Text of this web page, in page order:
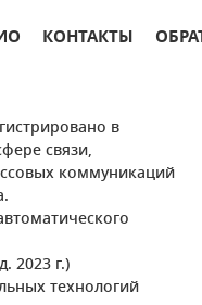
КОНТАКТЫ
в
связи,
коммуникаций
2023 г.)
технологий